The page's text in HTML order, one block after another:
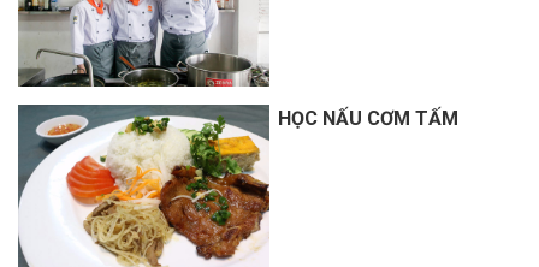
HỌC NẤU CƠM TẤM